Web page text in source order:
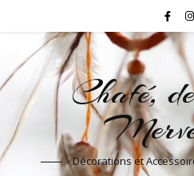
Chafé,
Décorations et